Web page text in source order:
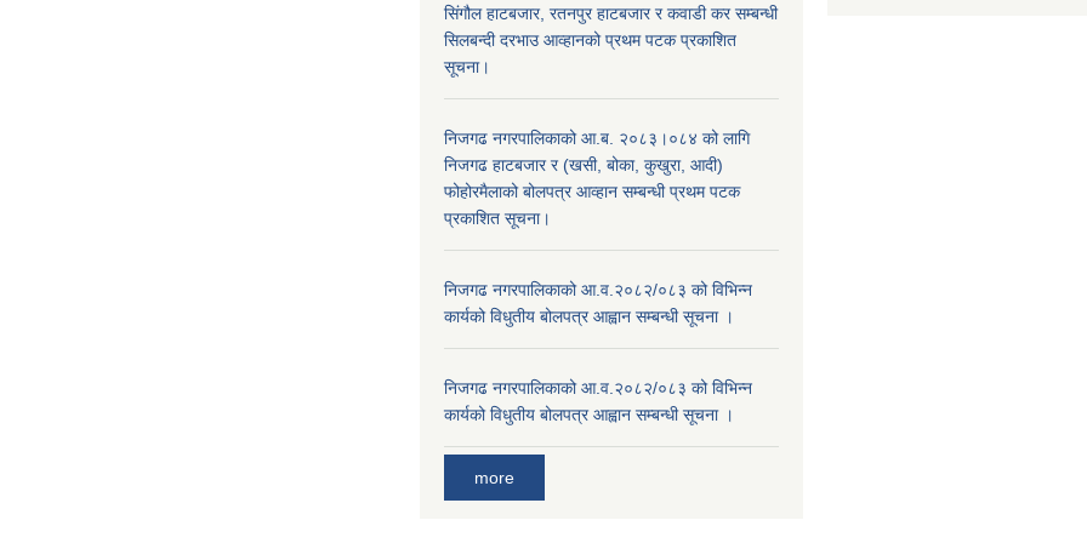
सिंगौल हाटबजार, रतनपुर हाटबजार र कवाडी कर सम्बन्धी
सिलबन्दी दरभाउ आव्हानको प्रथम पटक प्रकाशित
सूचना।
निजगढ नगरपालिकाको आ.ब. २०८३।०८४ को लागि
निजगढ हाटबजार र (खसी, बोका, कुखुरा, आदी)
फोहोरमैलाको बोलपत्र आव्हान सम्बन्धी प्रथम पटक
प्रकाशित सूचना।
निजगढ नगरपालिकाको आ.व.२०८२/०८३ को विभिन्न
कार्यको विधुतीय बोलपत्र आह्वान सम्बन्धी सूचना ।
निजगढ नगरपालिकाको आ.व.२०८२/०८३ को विभिन्न
कार्यको विधुतीय बोलपत्र आह्वान सम्बन्धी सूचना ।
more